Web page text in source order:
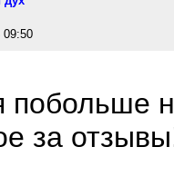
09:50
побольше
за